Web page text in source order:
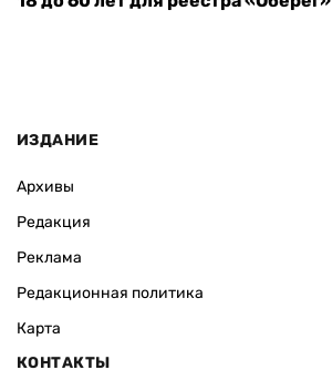
ИЗДАНИЕ
Архивы
Редакция
Реклама
Редакционная политика
Карта
КОНТАКТЫ